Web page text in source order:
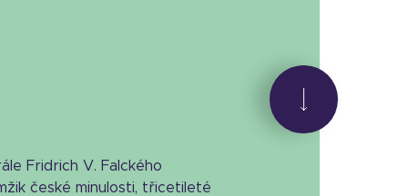
Fridrich V. Falckého
české minulosti, třicetileté